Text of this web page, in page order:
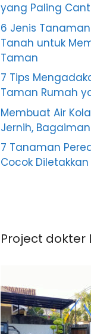
yang Paling
6 Jenis
Tanah untuk
Taman
7 Tips
Taman Rumah
Membuat Air
Jernih,
7 Tanaman
Cocok
Project dokter